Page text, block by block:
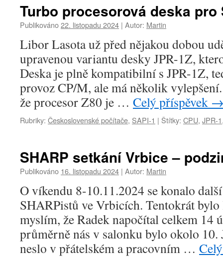
Turbo procesorová deska pro
Publikováno22. listopadu 2024 | Autor: Martin
Libor Lasota už před nějakou dobou
upravenou variantu desky JPR-1Z,
Deska je plně kompatibilní s JPR-1Z,
provoz CP/M, ale má několik
že procesor Z80 je … Celý příspěvek
Rubriky: Československé počítače, SAPI-1 | Štítky: CPU, JPR-1
SHARP setkání Vrbice –
Publikováno 16. listopadu 2024 | Autor: Martin
O víkendu 8-10.11.2024 se konalo
SHARPistů ve Vrbicích. Tentokrát
myslím, že Radek napočítal celkem 14
průměrně nás v salonku bylo okolo 10.
neslo v přátelském a pracovním …